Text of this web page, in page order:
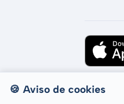
Todos
🍪 Aviso de cookies